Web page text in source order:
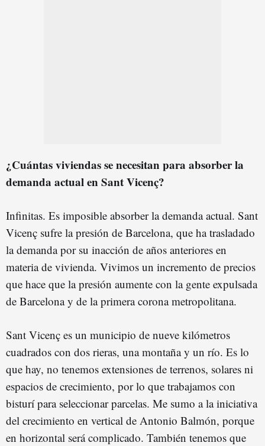
¿Cuántas viviendas se necesitan para absorber la
demanda actual en Sant Vicenç?
Infinitas. Es imposible absorber la demanda actual. Sant
Vicenç sufre la presión de Barcelona, que ha trasladado
la demanda por su inacción de años anteriores en
materia de vivienda. Vivimos un incremento de precios
que hace que la presión aumente con la gente expulsada
de Barcelona y de la primera corona metropolitana.
Sant Vicenç es un municipio de nueve kilómetros
cuadrados con dos rieras, una montaña y un río. Es lo
que hay, no tenemos extensiones de terrenos, solares ni
espacios de crecimiento, por lo que trabajamos con
bisturí para seleccionar parcelas. Me sumo a la iniciativa
del crecimiento en vertical de Antonio Balmón, porque
en horizontal será complicado. También tenemos que